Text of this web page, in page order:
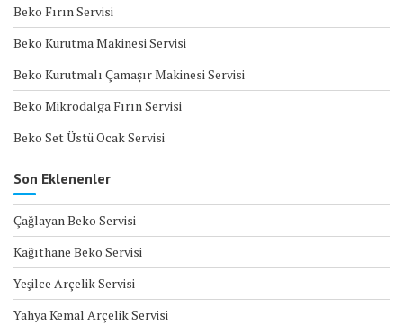
Beko Fırın Servisi
Beko Kurutma Makinesi Servisi
Beko Kurutmalı Çamaşır Makinesi Servisi
Beko Mikrodalga Fırın Servisi
Beko Set Üstü Ocak Servisi
Son Eklenenler
Çağlayan Beko Servisi
Kağıthane Beko Servisi
Yeşilce Arçelik Servisi
Yahya Kemal Arçelik Servisi